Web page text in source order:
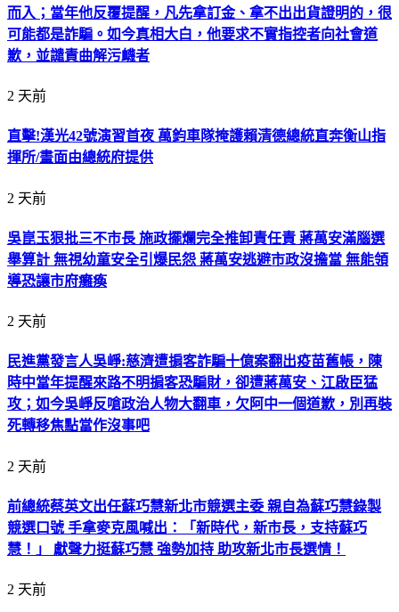
而入；當年他反覆提醒，凡先拿訂金、拿不出出貨證明的，很
可能都是詐騙。如今真相大白，他要求不實指控者向社會道
歉，並譴責曲解污衊者
2 天前
直擊!漢光42號演習首夜 萬鈞車隊掩護賴清德總統直奔衡山指
揮所/畫面由總統府提供
2 天前
吳崑玉狠批三不市長 施政擺爛完全推卸責任責 蔣萬安滿腦選
舉算計 無視幼童安全引爆民怨 蔣萬安逃避市政沒擔當 無能領
導恐讓市府癱瘓
2 天前
民進黨發言人吳崢:慈濟遭掮客詐騙十億案翻出疫苗舊帳，陳
時中當年提醒來路不明掮客恐騙財，卻遭蔣萬安、江啟臣猛
攻；如今吳崢反嗆政治人物大翻車，欠阿中一個道歉，別再裝
死轉移焦點當作沒事吧
2 天前
前總統蔡英文出任蘇巧慧新北市競選主委 親自為蘇巧慧錄製
競選口號 手拿麥克風喊出：「新時代，新市長，支持蘇巧
慧！」 獻聲力挺蘇巧慧 強勢加持 助攻新北市長選情！
2 天前